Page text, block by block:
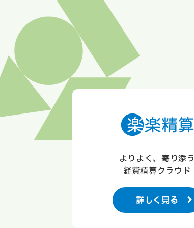
よりよく、寄り添う
経費精算クラウド
詳しく見る